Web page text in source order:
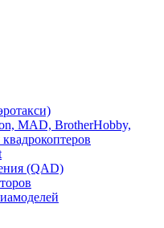
MAD, BrotherHobby,
(QAD)